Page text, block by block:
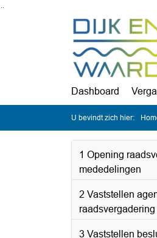
Dashboard
U bevindt zich hier:
1 Opening
mededelingen
2 Vaststellen
3 Vaststellen